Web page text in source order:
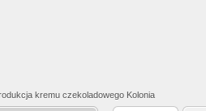
kremu czekoladowego Kolonia